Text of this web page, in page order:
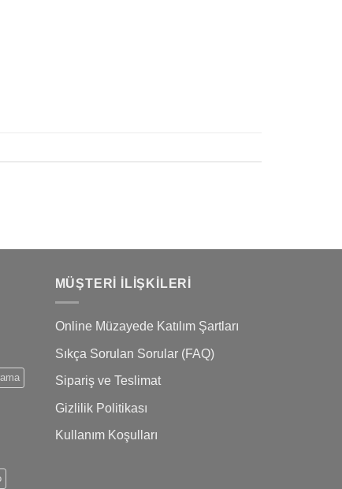
MÜŞTERI İLIŞKILERI
Online Müzayede Katılım Şartları
Sıkça Sorulan Sorular (FAQ)
Sipariş ve Teslimat
Gizlilik Politikası
Kullanım Koşulları